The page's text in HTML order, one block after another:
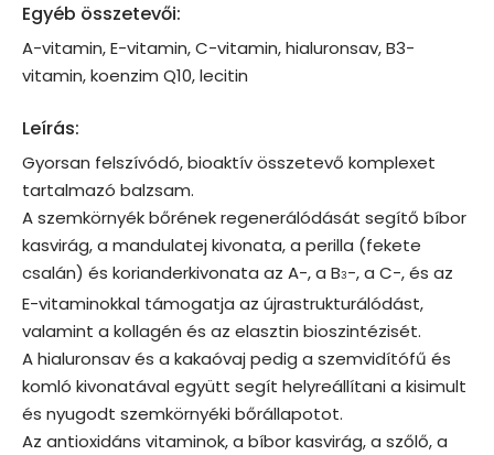
Egyéb összetevői:
A-vitamin, E-vitamin, C-vitamin, hialuronsav, B3-
vitamin, koenzim Q10, lecitin
Leírás:
Gyorsan felszívódó, bioaktív összetevő komplexet
tartalmazó balzsam.
A szemkörnyék bőrének regenerálódását segítő bíbor
kasvirág, a mandulatej kivonata, a perilla (fekete
csalán) és korianderkivonata az A-, a B3-, a C-, és az
E-vitaminokkal támogatja az újrastrukturálódást,
valamint a kollagén és az elasztin bioszintézisét.
A hialuronsav és a kakaóvaj pedig a szemvidítófű és
komló kivonatával együtt segít helyreállítani a kisimult
és nyugodt szemkörnyéki bőrállapotot.
Az antioxidáns vitaminok, a bíbor kasvirág, a szőlő, a